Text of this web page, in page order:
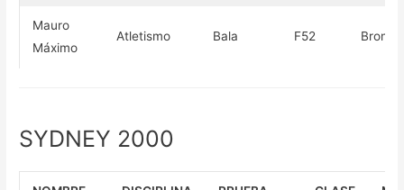
Mauro
Máximo
Atletismo Bala F52 Bronce
SYDNEY 2000